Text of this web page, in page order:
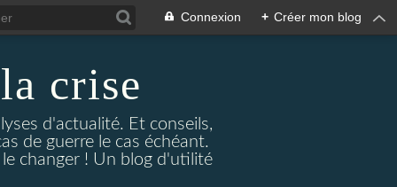
Connexion + Créer mon blog
crise
d'actualité. Et conseils,
de guerre le cas échéant.
changer ! Un blog d'utilité